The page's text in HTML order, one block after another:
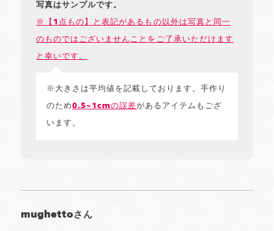
写真はサンプルです。
※【1点もの】と表記があるもの以外は写真と同一
のものではございませんことをご了承いただけます
と幸いです。
※大きさは平均値を記載しております。手作り
のため0.5~1cmの誤差があるアイテムもござ
います。
mughettoさん